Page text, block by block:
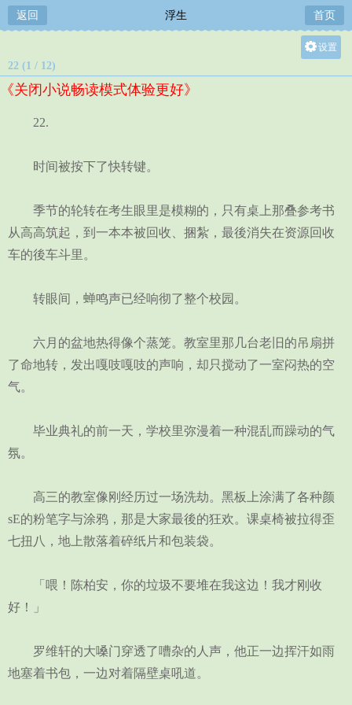
返回 浮生 首页
设置
22 (1 / 12)
《关闭小说畅读模式体验更好》
22.
时间被按下了快转键。
季节的轮转在考生眼里是模糊的，只有桌上那叠参考书
从高高筑起，到一本本被回收、捆紮，最後消失在资源回收
车的後车斗里。
转眼间，蝉鸣声已经响彻了整个校园。
六月的盆地热得像个蒸笼。教室里那几台老旧的吊扇拼
了命地转，发出嘎吱嘎吱的声响，却只搅动了一室闷热的空
气。
毕业典礼的前一天，学校里弥漫着一种混乱而躁动的气
氛。
高三的教室像刚经历过一场洗劫。黑板上涂满了各种颜
sE的粉笔字与涂鸦，那是大家最後的狂欢。课桌椅被拉得歪
七扭八，地上散落着碎纸片和包装袋。
「喂！陈柏安，你的垃圾不要堆在我这边！我才刚收
好！」
罗维轩的大嗓门穿透了嘈杂的人声，他正一边挥汗如雨
地塞着书包，一边对着隔壁桌吼道。